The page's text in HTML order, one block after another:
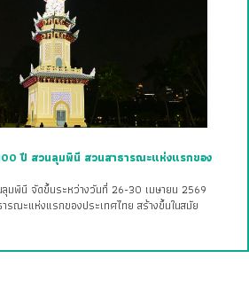
ปี สวนลุมพินี สวนสาธารณะแห่งแรกของ
ลุมพินี จัดขึ้นระหว่างวันที่ 26-30 เมษายน 2569
รณะแห่งแรกของประเทศไทย สร้างขึ้นในสมัย